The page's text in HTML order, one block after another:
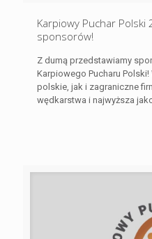
Karpiowy Puchar Polski
sponsorów!
Z dumą przedstawiamy
Karpiowego Pucharu
polskie, jak i zagraniczne
wędkarstwa i najwyższa